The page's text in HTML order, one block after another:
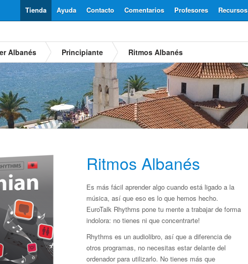
Recursos
Profesores
Comentarios
Contacto
Ayuda
Tienda
Albanés Principiante Ritmos Albanés
Ritmos Albanés
Es más fácil aprender algo cuando está ligado a la
música, así que eso es lo que hemos hecho.
EuroTalk Rhythms pone tu mente a trabajar de forma
indolora: no tienes ni que concentrarte!
Rhythms es un audiolibro, así que a diferencia de
otros programas, no necesitas estar delante del
ordenador para utilizarlo. No tienes más que